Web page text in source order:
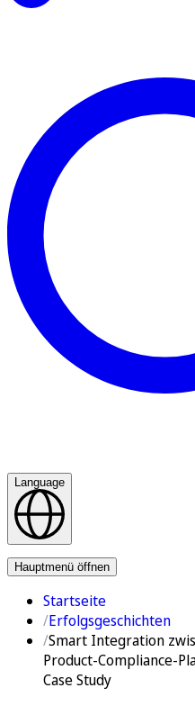
Language
Hauptmenü öffnen
Startseite
Erfolgsgeschichten
Smart Integration
Product-Compliance-
Case Study